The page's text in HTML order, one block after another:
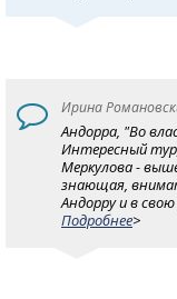
Ирина
Андорра, "Во
Интересный
Меркулова -
знающая,
Андорру и в
Подробнее>